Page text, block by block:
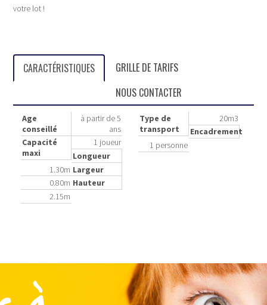
votre lot !
CARACTÉRISTIQUES
GRILLE DE TARIFS
NOUS CONTACTER
Age
conseillé
à partir de 5
ans
Capacité
maxi
1 joueur
Longueur
1.30m Largeur
0.80m Hauteur
2.15m
Type de
transport
20m3
Encadrement
1 personne